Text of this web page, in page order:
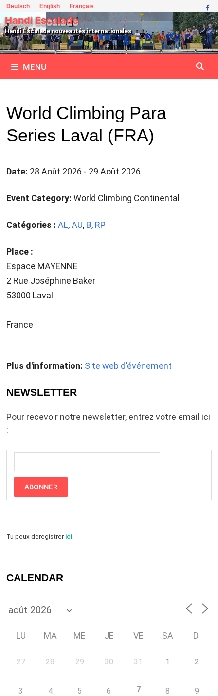
Passer
au
contenu
Deutsch English Français
Handi Escalade
Handi Escalade nouveautés internationales
MENU
World Climbing Para
Series Laval (FRA)
Date: 28 Août 2026 - 29 Août 2026
Event Category: World Climbing Continental
Catégories : AL,AU, B, RP
Place :
Espace MAYENNE
2 Rue Joséphine Baker
53000 Laval
France
Plus d'information: Site web d'événement
NEWSLETTER
Pour recevoir notre newsletter, entrez votre email ici
:
ABONNER
Tu peux deregistrerici.
CALENDAR
LU MA ME JE VE SA DI
27 28 29 30 31 1 2
3 4 5 6 7 8 9